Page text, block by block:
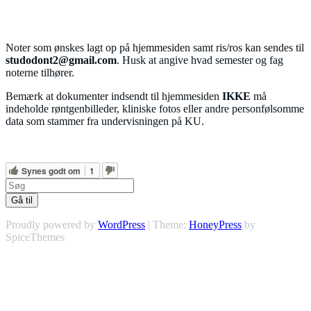
Noter som ønskes lagt op på hjemmesiden samt ris/ros kan sendes til
studodont2@gmail.com. Husk at angive hvad semester og fag
noterne tilhører.
Bemærk at dokumenter indsendt til hjemmesiden IKKE må
indeholde røntgenbilleder, kliniske fotos eller andre personfølsomme
data som stammer fra undervisningen på KU.
Synes godt om 1
Gå til
Proudly powered by WordPress | Theme: HoneyPress by
SpiceThemes